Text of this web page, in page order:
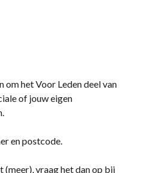
het Voor Leden deel van
of jouw eigen
en postcode.
(meer), vraag het dan op bij